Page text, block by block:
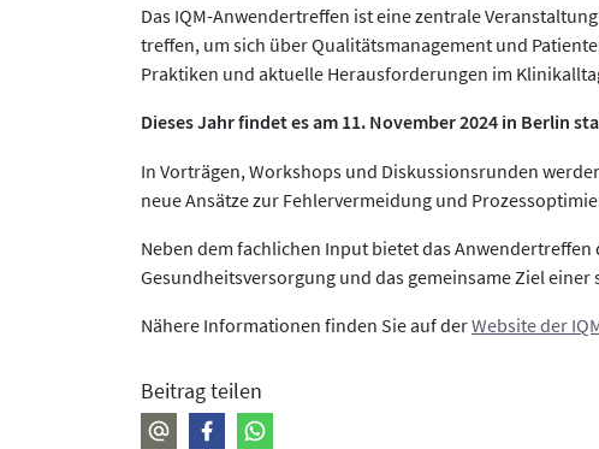
Das IQM-Anwendertreffen ist eine zentrale
treffen, um sich über Qualitätsmanagement und
Praktiken und aktuelle Herausforderungen im
Dieses Jahr findet es am 11. November 2024 in Berlin
In Vorträgen, Workshops und Diskussionsrunden
neue Ansätze zur Fehlervermeidung und
Neben dem fachlichen Input bietet das
Gesundheitsversorgung und das gemeinsame Ziel
Nähere Informationen finden Sie auf derWebsite der
Beitrag teilen